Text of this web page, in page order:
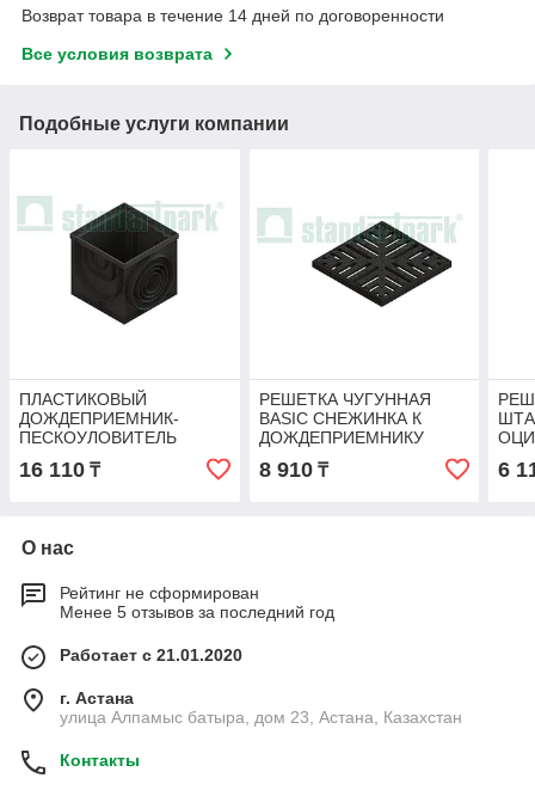
Возврат товара в течение 14 дней по договоренности
Все условия возврата
Подобные услуги компании
ПЛАСТИКОВЫЙ
ДОЖДЕПРИЕМНИК-
ПЕСКОУЛОВИТЕЛЬ
POLYMAX BASIC 400Х400
16 110 ₸
РЕШЕТКА ЧУГУННАЯ
BASIC СНЕЖИНКА К
ДОЖДЕПРИЕМНИКУ
300X300 КЛ. А15
8 910₸ 6
О нас
Рейтинг не сформирован
Менее 5 отзывов за последний год
Работает с 21.01.2020
г. Астана
улица Алпамыс батыра, дом 23, Астана, Казахстан
Контакты